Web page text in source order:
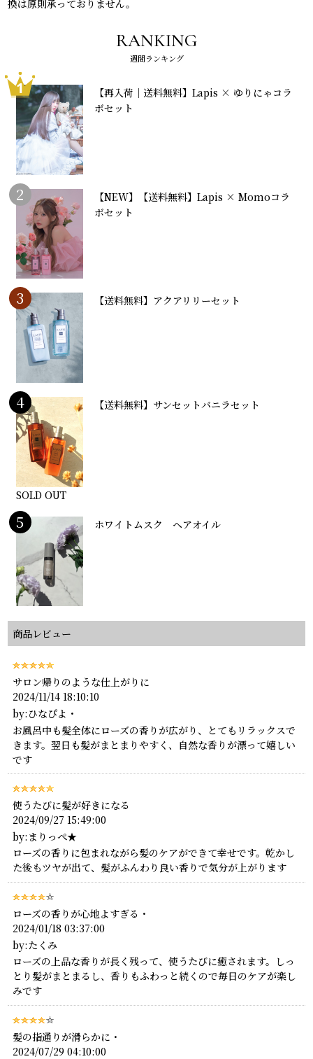
換は原則承っておりません。
RANKING
週間ランキング
1
【再入荷｜送料無料】Lapis × ゆりにゃコラ
ボセット
2
【NEW】【送料無料】Lapis × Momoコラ
ボセット
3 【送料無料】アクアリリーセット
4
SOLD OUT
【送料無料】サンセットバニラセット
5 ホワイトムスク ヘアオイル
商品レビュー
サロン帰りのような仕上がりに
2024/11/14 18:10:10
by:ひなぴよ・
お風呂中も髪全体にローズの香りが広がり、とてもリラックスで
きます。翌日も髪がまとまりやすく、自然な香りが漂って嬉しい
です
使うたびに髪が好きになる
2024/09/27 15:49:00
by:まりっぺ★
ローズの香りに包まれながら髪のケアができて幸せです。乾かし
た後もツヤが出て、髪がふんわり良い香りで気分が上がります
ローズの香りが心地よすぎる・
2024/01/18 03:37:00
by:たくみ
ローズの上品な香りが長く残って、使うたびに癒されます。しっ
とり髪がまとまるし、香りもふわっと続くので毎日のケアが楽し
みです
髪の指通りが滑らかに・
2024/07/29 04:10:00